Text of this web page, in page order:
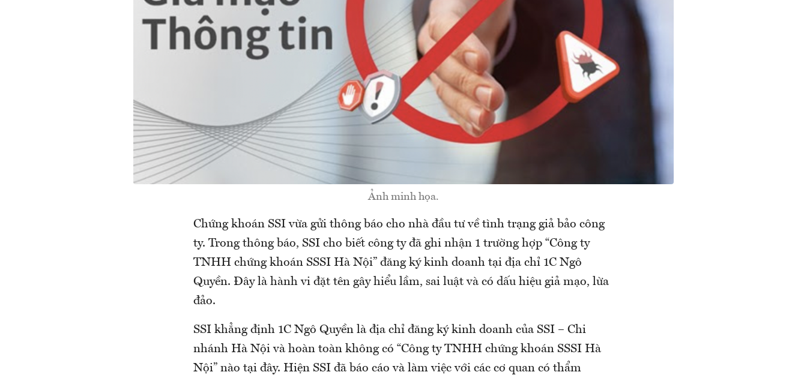
Ảnh minh họa.
Chứng khoán SSI vừa gửi thông báo cho nhà đầu tư về tình trạng giả bảo công
ty. Trong thông báo, SSI cho biết công ty đã ghi nhận 1 trường hợp “Công ty
TNHH chứng khoán SSSI Hà Nội” đăng ký kinh doanh tại địa chỉ 1C Ngô
Quyền. Đây là hành vi đặt tên gây hiểu lầm, sai luật và có dấu hiệu giả mạo, lừa
đảo.
SSI khẳng định 1C Ngô Quyền là địa chỉ đăng ký kinh doanh của SSI – Chi
nhánh Hà Nội và hoàn toàn không có “Công ty TNHH chứng khoán SSSI Hà
Nội” nào tại đây. Hiện SSI đã báo cáo và làm việc với các cơ quan có thẩm